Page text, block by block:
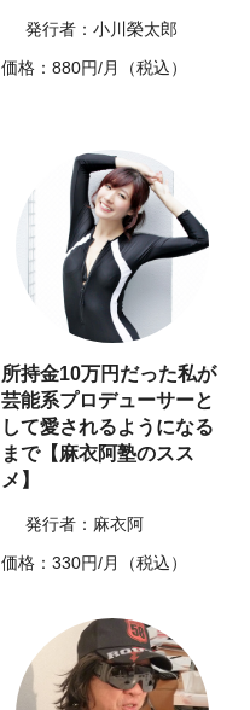
発行者：小川榮太郎
価格：880円/月（税込）
所持金10万円だった私が
芸能系プロデューサーと
して愛されるようになる
まで【麻衣阿塾のスス
メ】
発行者：麻衣阿
価格：330円/月（税込）